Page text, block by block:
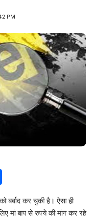
PM
बर्बाद कर चुकी है। ऐसा ही
मां बाप से रुपये की मांग कर रहे